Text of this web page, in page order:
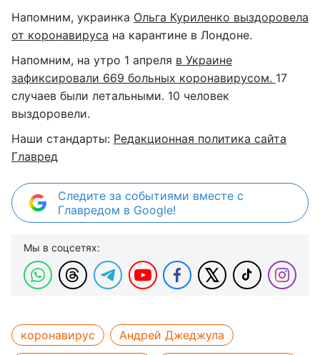
Напомним, украинка Ольга Куриленко выздоровела
от коронавируса на карантине в Лондоне.
Напомним, на утро 1 апреля в Украине
зафиксировали 669 больных коронавирусом. 17
случаев были летальными. 10 человек
выздоровели.
Наши стандарты: Редакционная политика сайта
Главред
Следите за событиями вместе с
Главредом в Google!
Мы в соцсетях:
коронавирус
Андрей Джеджула